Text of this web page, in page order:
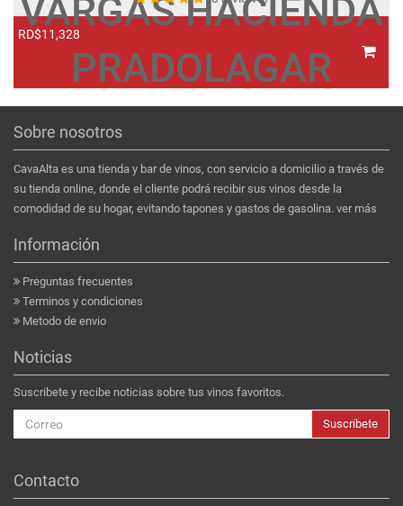
VARGAS HACIENDA
PRADOLAGAR
RD$11,328
Sobre nosotros
CavaAlta es una tienda y bar de vinos, con servicio a domicilio a través de
su tienda online, donde el cliente podrá recibir sus vinos desde la
comodidad de su hogar, evitando tapones y gastos de gasolina. ver más
Información
Preguntas frecuentes
Terminos y condiciones
Metodo de envio
Noticias
Suscribete y recibe noticias sobre tus vinos favoritos.
Suscribete
Contacto